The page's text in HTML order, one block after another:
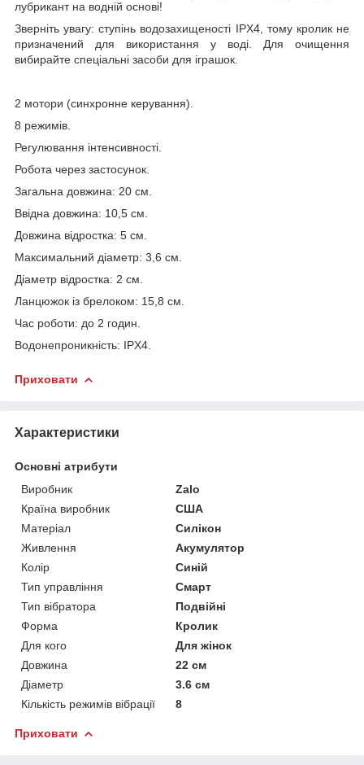
лубрикант на водній основі!
Зверніть увагу: ступінь водозахищеності IPX4, тому кролик не
призначений для використання у воді. Для очищення
вибирайте спеціальні засоби для іграшок.
2 мотори (синхронне керування).
8 режимів.
Регулювання інтенсивності.
Робота через застосунок.
Загальна довжина: 20 см.
Ввідна довжина: 10,5 см.
Довжина відростка: 5 см.
Максимальний діаметр: 3,6 см.
Діаметр відростка: 2 см.
Ланцюжок із брелоком: 15,8 см.
Час роботи: до 2 годин.
Водонепроникність: IPX4.
Приховати
Характеристики
Основні атрибути
Виробник
Zalo
Країна виробник
США
Матеріал
Силікон
Живлення
Акумулятор
Колір
Синій
Тип управління
Смарт
Тип вібратора
Подвійні
Форма
Кролик
Для кого
Для жінок
Довжина
22 см
Діаметр
3.6 см
Кількість режимів вібрації
8
Приховати